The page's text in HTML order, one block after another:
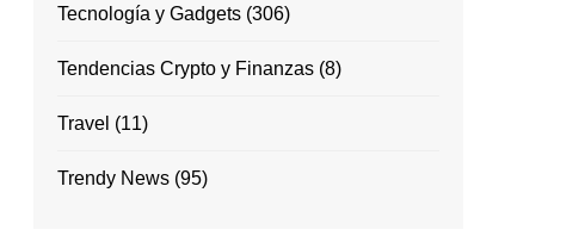
Tecnología y Gadgets (306)
Tendencias Crypto y Finanzas (8)
Travel (11)
Trendy News (95)